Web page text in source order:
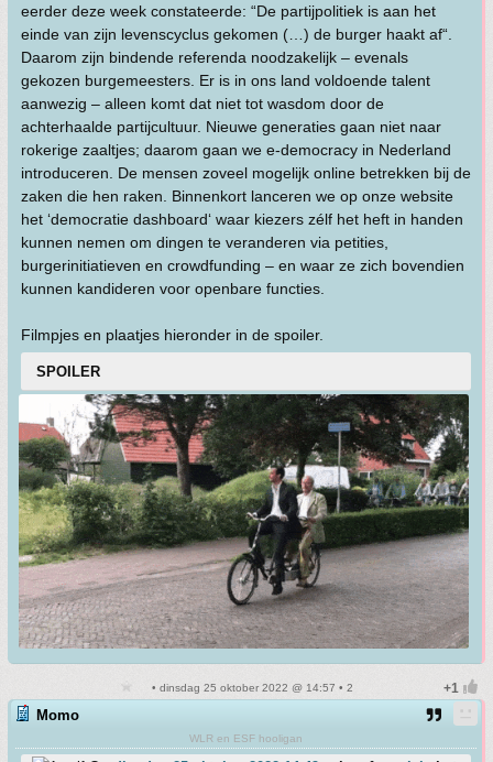
eerder deze week constateerde: “De partijpolitiek is aan het
einde van zijn levenscyclus gekomen (…) de burger haakt af“.
Daarom zijn bindende referenda noodzakelijk – evenals
gekozen burgemeesters. Er is in ons land voldoende talent
aanwezig – alleen komt dat niet tot wasdom door de
achterhaalde partijcultuur. Nieuwe generaties gaan niet naar
rokerige zaaltjes; daarom gaan we e-democracy in Nederland
introduceren. De mensen zoveel mogelijk online betrekken bij de
zaken die hen raken. Binnenkort lanceren we op onze website
het ‘democratie dashboard‘ waar kiezers zélf het heft in handen
kunnen nemen om dingen te veranderen via petities,
burgerinitiatieven en crowdfunding – en waar ze zich bovendien
kunnen kandideren voor openbare functies.
Filmpjes en plaatjes hieronder in de spoiler.
SPOILER
• dinsdag 25 oktober 2022 @ 14:57 • 2
Momo
WLR en ESF hooligan